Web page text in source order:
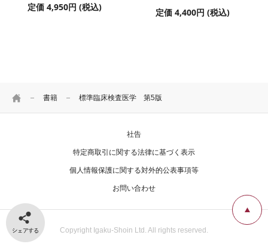
HOME 書籍 標準臨床検査医学 第5版
定価 4,950円 (税込) 定価 4,400円 (税込)
シェアする
社告
特定商取引に関する法律に基づく表示
個人情報保護に関する対外的公表事項等
お問い合わせ
Copyright Igaku-Shoin Ltd. All rights reserved.